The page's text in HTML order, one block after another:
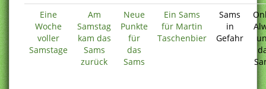
Eine
Woche
voller
Samstage
Am
Samstag
kam das
Sams
zurück
Neue
Punkte
für
das
Sams
Ein Sams
für Martin
Taschenbier
Sams
in
Gefahr